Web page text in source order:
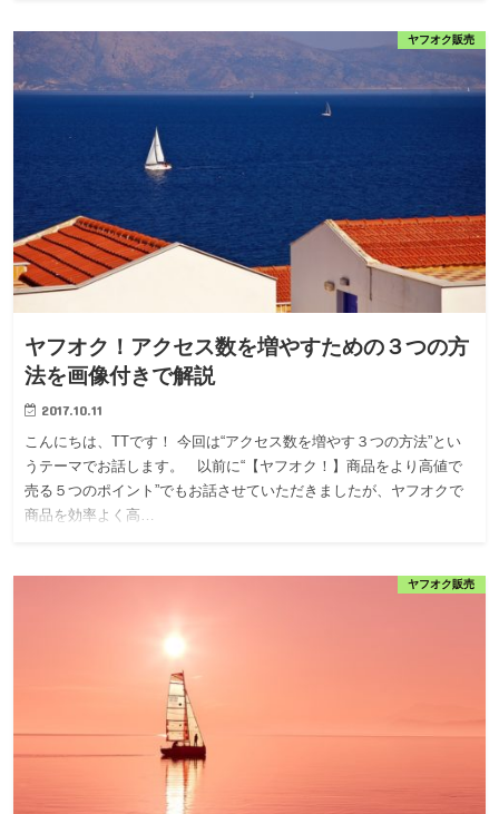
ヤフオク販売
ヤフオク！アクセス数を増やすための３つの方
法を画像付きで解説
2017.10.11
こんにちは、TTです！ 今回は“アクセス数を増やす３つの方法”とい
うテーマでお話します。 以前に“【ヤフオク！】商品をより高値で
売る５つのポイント”でもお話させていただきましたが、ヤフオクで
商品を効率よく高…
ヤフオク販売